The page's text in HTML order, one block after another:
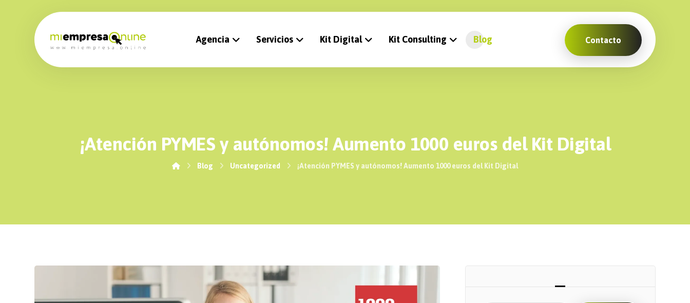
Agencia Servicios Kit Digital Kit Consulting Blog Contacto
¡Atención PYMES y autónomos! Aumento 1000 euros del Kit Digital
Blog Uncategorized ¡Atención PYMES y autónomos! Aumento 1000 euros del Kit Digital